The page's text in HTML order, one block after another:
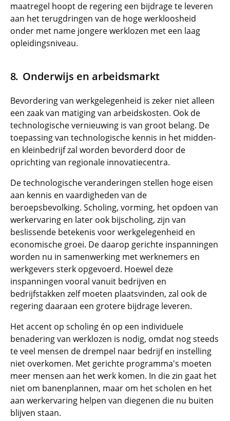
maatregel hoopt de regering een bijdrage te leveren
aan het terugdringen van de hoge werkloosheid
onder met name jongere werklozen met een laag
opleidingsniveau.
Onderwijs en arbeidsmarkt
Bevordering van werkgelegenheid is zeker niet alleen
een zaak van matiging van arbeidskosten. Ook de
technologische vernieuwing is van groot belang. De
toepassing van technologische kennis in het midden-
en kleinbedrijf zal worden bevorderd door de
oprichting van regionale innovatiecentra.
De technologische veranderingen stellen hoge eisen
aan kennis en vaardigheden van de
beroepsbevolking. Scholing, vorming, het opdoen van
werkervaring en later ook bijscholing, zijn van
beslissende betekenis voor werkgelegenheid en
economische groei. De daarop gerichte inspanningen
worden nu in samenwerking met werknemers en
werkgevers sterk opgevoerd. Hoewel deze
inspanningen vooral vanuit bedrijven en
bedrijfstakken zelf moeten plaatsvinden, zal ook de
regering daaraan een grotere bijdrage leveren.
Het accent op scholing én op een individuele
benadering van werklozen is nodig, omdat nog steeds
te veel mensen de drempel naar bedrijf en instelling
niet overkomen. Met gerichte programma's moeten
meer mensen aan het werk komen. In die zin gaat het
niet om banenplannen, maar om het scholen en het
aan werkervaring helpen van diegenen die nu buiten
blijven staan.